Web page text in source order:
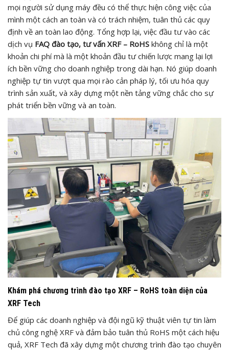
mọi người sử dụng máy đều có thể thực hiện công việc của
mình một cách an toàn và có trách nhiệm, tuân thủ các quy
định về an toàn lao động. Tổng hợp lại, việc đầu tư vào các
dịch vụ FAQ đào tạo, tư vấn XRF – RoHS không chỉ là một
khoản chi phí mà là một khoản đầu tư chiến lược mang lại lợi
ích bền vững cho doanh nghiệp trong dài hạn. Nó giúp doanh
nghiệp tự tin vượt qua mọi rào cản pháp lý, tối ưu hóa quy
trình sản xuất, và xây dựng một nền tảng vững chắc cho sự
phát triển bền vững và an toàn.
Khám phá chương trình đào tạo XRF – RoHS toàn diện của
XRF Tech
Để giúp các doanh nghiệp và đội ngũ kỹ thuật viên tự tin làm
chủ công nghệ XRF và đảm bảo tuân thủ RoHS một cách hiệu
quả, XRF Tech đã xây dựng một chương trình đào tạo chuyên